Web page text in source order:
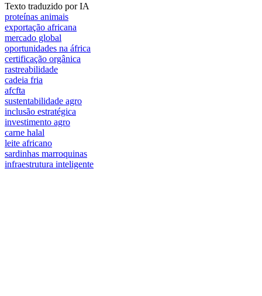
Texto traduzido por IA
proteínas animais
exportação africana
mercado global
oportunidades na áfrica
certificação orgânica
rastreabilidade
cadeia fria
afcfta
sustentabilidade agro
inclusão estratégica
investimento agro
carne halal
leite africano
sardinhas marroquinas
infraestrutura inteligente